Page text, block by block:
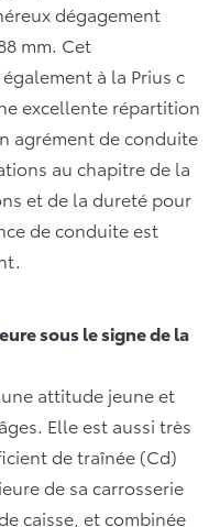
dégagement
mm. Cet
à la Prius c
excellente répartition
agrément de conduite
au chapitre de la
et de la dureté pour
de conduite est
sous le signe de la
attitude jeune et
Elle est aussi très
de traînée (Cd)
de sa carrosserie
caisse, et combinée